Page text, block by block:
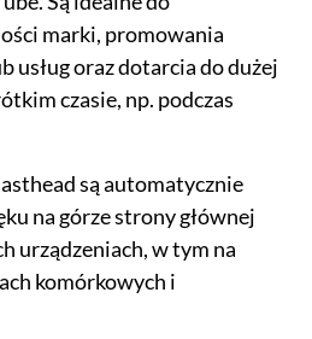
marki, promowania
usług oraz dotarcia do dużej
czasie, np. podczas
są automatycznie
na górze strony głównej
urządzeniach, w tym na
komórkowych i